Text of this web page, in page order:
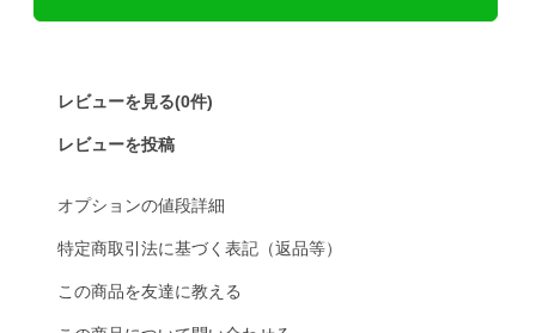
レビューを見る(0件)
レビューを投稿
オプションの値段詳細
特定商取引法に基づく表記（返品等）
この商品を友達に教える